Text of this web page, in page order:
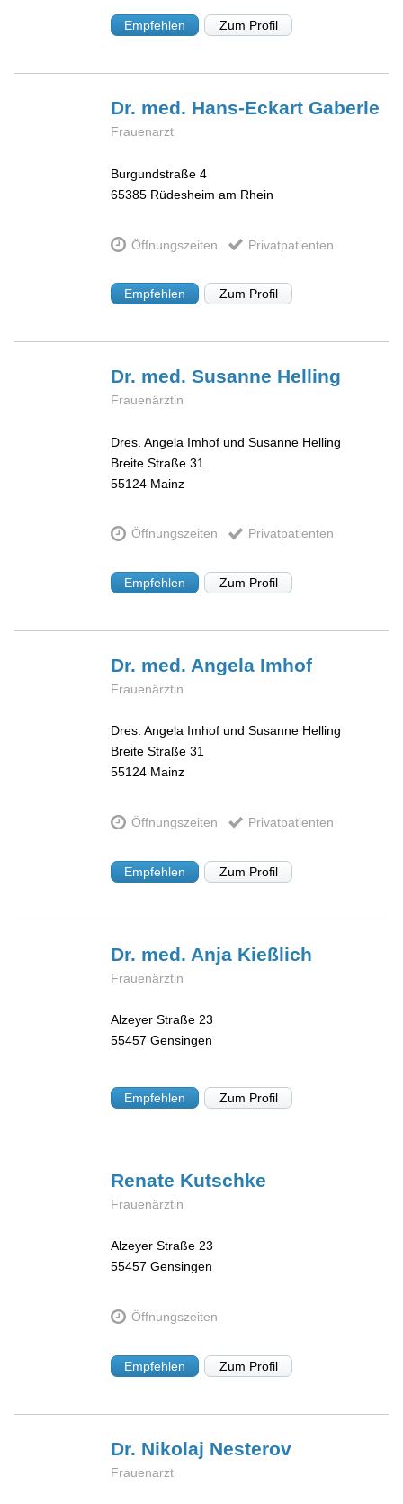
Empfehlen Zum Profil
Dr. med. Hans-EckartGaberle
Frauenarzt
Burgundstraße 4
65385 Rüdesheim am Rhein
Öffnungszeiten Privatpatienten
Empfehlen Zum Profil
Dr. med. Susanne Helling
Frauenärztin
Dres. Angela Imhof und Susanne Helling
Breite Straße 31
55124 Mainz
Öffnungszeiten Privatpatienten
Empfehlen Zum Profil
Dr. med. Angela Imhof
Frauenärztin
Dres. Angela Imhof und Susanne Helling
Breite Straße 31
55124 Mainz
Öffnungszeiten Privatpatienten
Empfehlen Zum Profil
Dr. med. Anja Kießlich
Frauenärztin
Alzeyer Straße 23
55457 Gensingen
Empfehlen Zum Profil
Renate Kutschke
Frauenärztin
Alzeyer Straße 23
55457 Gensingen
Öffnungszeiten
Empfehlen Zum Profil
Dr. Nikolaj Nesterov
Frauenarzt